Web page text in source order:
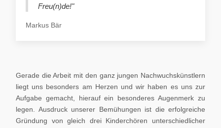
Freu(n)de!"
Markus Bär
Gerade die Arbeit mit den ganz jungen Nachwuchskünstlern
liegt uns besonders am Herzen und wir haben es uns zur
Aufgabe gemacht, hierauf ein besonderes Augenmerk zu
legen. Ausdruck unserer Bemühungen ist die erfolgreiche
Gründung von gleich drei Kinderchören unterschiedlicher